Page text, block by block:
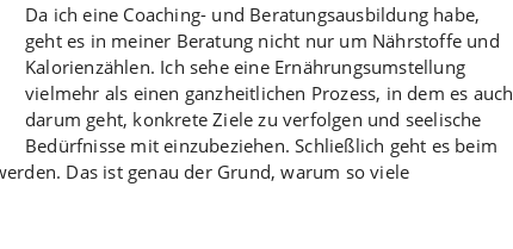
Da ich eine Coaching- und Beratungsausbildung habe,
geht es in meiner Beratung nicht nur um Nährstoffe und
Kalorienzählen. Ich sehe eine Ernährungsumstellung
vielmehr als einen ganzheitlichen Prozess, in dem es auch
darum geht, konkrete Ziele zu verfolgen und seelische
Bedürfnisse mit einzubeziehen. Schließlich geht es beim
Das ist genau der Grund, warum so viele